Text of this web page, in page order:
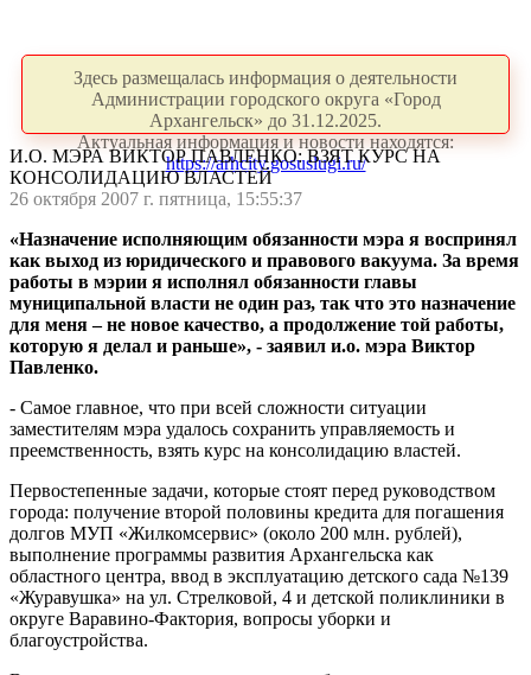
Здесь размещалась информация о деятельности
Администрации городского округа «Город
Архангельск» до 31.12.2025.
Актуальная информация и новости находятся:
https://arhcity.gosuslugi.ru/
И.О. МЭРА ВИКТОР ПАВЛЕНКО: ВЗЯТ КУРС НА
КОНСОЛИДАЦИЮ ВЛАСТЕЙ
26 октября 2007 г. пятница, 15:55:37
«Назначение исполняющим обязанности мэра я воспринял
как выход из юридического и правового вакуума. За время
работы в мэрии я исполнял обязанности главы
муниципальной власти не один раз, так что это назначение
для меня – не новое качество, а продолжение той работы,
которую я делал и раньше», - заявил и.о. мэра Виктор
Павленко.
- Самое главное, что при всей сложности ситуации
заместителям мэра удалось сохранить управляемость и
преемственность, взять курс на консолидацию властей.
Первостепенные задачи, которые стоят перед руководством
города: получение второй половины кредита для погашения
долгов МУП «Жилкомсервис» (около 200 млн. рублей),
выполнение программы развития Архангельска как
областного центра, ввод в эксплуатацию детского сада №139
«Журавушка» на ул. Стрелковой, 4 и детской поликлиники в
округе Варавино-Фактория, вопросы уборки и
благоустройства.